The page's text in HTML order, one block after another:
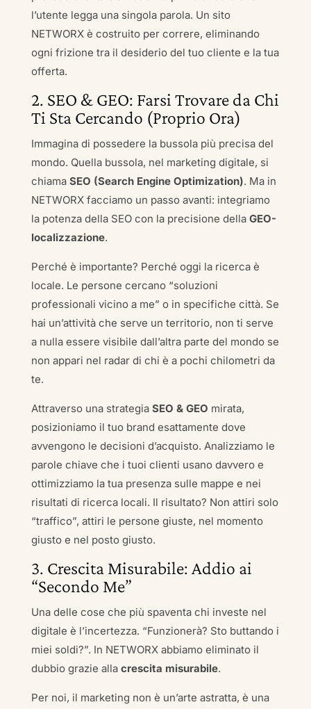
l’utente legga una singola parola. Un sito
NETWORX è costruito per correre, eliminando
ogni frizione tra il desiderio del tuo cliente e la tua
offerta.
2. SEO & GEO: Farsi Trovare da Chi
Ti Sta Cercando (Proprio Ora)
Immagina di possedere la bussola più precisa del
mondo. Quella bussola, nel marketing digitale, si
chiama SEO (Search Engine Optimization). Ma in
NETWORX facciamo un passo avanti: integriamo
la potenza della SEO con la precisione della GEO-
localizzazione.
Perché è importante? Perché oggi la ricerca è
locale. Le persone cercano “soluzioni
professionali vicino a me” o in specifiche città. Se
hai un’attività che serve un territorio, non ti serve
a nulla essere visibile dall’altra parte del mondo se
non appari nel radar di chi è a pochi chilometri da
te.
Attraverso una strategia SEO & GEO mirata,
posizioniamo il tuo brand esattamente dove
avvengono le decisioni d’acquisto. Analizziamo le
parole chiave che i tuoi clienti usano davvero e
ottimizziamo la tua presenza sulle mappe e nei
risultati di ricerca locali. Il risultato? Non attiri solo
“traffico”, attiri le persone giuste, nel momento
giusto e nel posto giusto.
3. Crescita Misurabile: Addio ai
“Secondo Me”
Una delle cose che più spaventa chi investe nel
digitale è l’incertezza. “Funzionerà? Sto buttando i
miei soldi?”. In NETWORX abbiamo eliminato il
dubbio grazie alla crescita misurabile.
Per noi, il marketing non è un’arte astratta, è una